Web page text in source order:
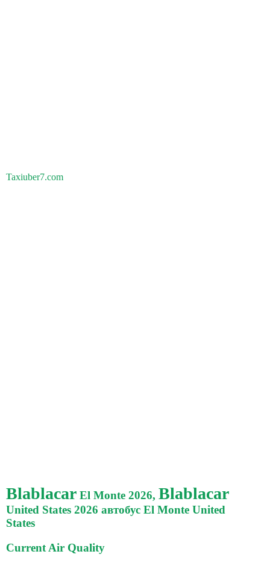
Taxiuber7.com
Blablacar El Monte 2026, Blablacar
United States 2026 автобус El Monte United
States
Current Air Quality